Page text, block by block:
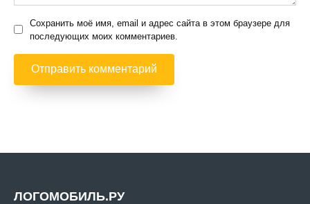
Сохранить моё имя, email и адрес сайта в этом браузере для
последующих моих комментариев.
ЛОГОМОБИЛЬ.РУ